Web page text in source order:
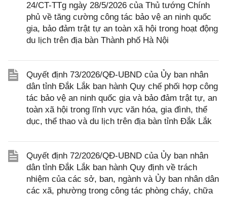
24/CT-TTg ngày 28/5/2026 của Thủ tướng Chính
phủ về tăng cường công tác bảo vệ an ninh quốc
gia, bảo đảm trật tự an toàn xã hội trong hoạt động
du lịch trên địa bàn Thành phố Hà Nội
Quyết định 73/2026/QĐ-UBND của Ủy ban nhân
dân tỉnh Đắk Lắk ban hành Quy chế phối hợp công
tác bảo vệ an ninh quốc gia và bảo đảm trật tự, an
toàn xã hội trong lĩnh vực văn hóa, gia đình, thể
dục, thể thao và du lịch trên địa bàn tỉnh Đắk Lắk
Quyết định 72/2026/QĐ-UBND của Ủy ban nhân
dân tỉnh Đắk Lắk ban hành Quy định về trách
nhiệm của các sở, ban, ngành và Ủy ban nhân dân
các xã, phường trong công tác phòng cháy, chữa